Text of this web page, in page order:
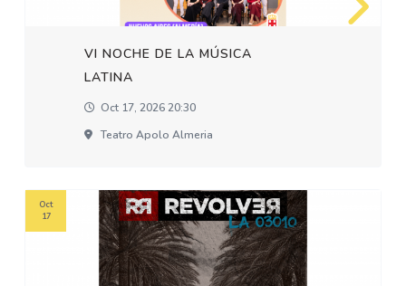
VI NOCHE DE LA MÚSICA
LATINA
Oct 17, 2026 20:30
Teatro Apolo Almeria
Oct
17